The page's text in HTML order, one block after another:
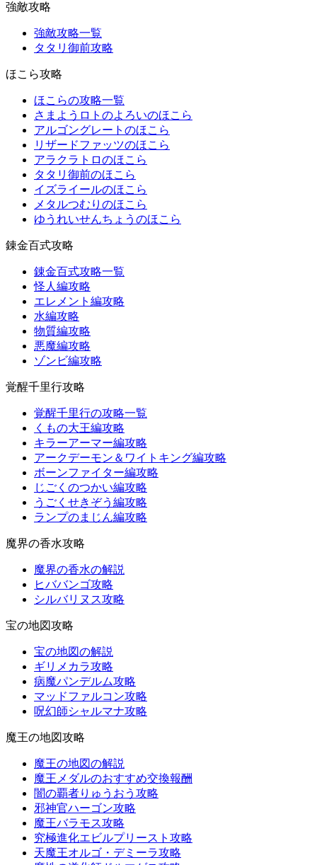
強敵攻略
強敵攻略一覧
タタリ御前攻略
ほこら攻略
ほこらの攻略一覧
さまようロトのよろいのほこら
アルゴングレートのほこら
リザードファッツのほこら
アラクラトロのほこら
タタリ御前のほこら
イズライールのほこら
メタルつむりのほこら
ゆうれいせんちょうのほこら
錬金百式攻略
錬金百式攻略一覧
怪人編攻略
エレメント編攻略
水編攻略
物質編攻略
悪魔編攻略
ゾンビ編攻略
覚醒千里行攻略
覚醒千里行の攻略一覧
くもの大王編攻略
キラーアーマー編攻略
アークデーモン＆ワイトキング編攻略
ボーンファイター編攻略
じごくのつかい編攻略
うごくせきぞう編攻略
ランプのまじん編攻略
魔界の香水攻略
魔界の香水の解説
ヒババンゴ攻略
シルバリヌス攻略
宝の地図攻略
宝の地図の解説
ギリメカラ攻略
病魔パンデルム攻略
マッドファルコン攻略
呪幻師シャルマナ攻略
魔王の地図攻略
魔王の地図の解説
魔王メダルのおすすめ交換報酬
闇の覇者りゅうおう攻略
邪神官ハーゴン攻略
魔王バラモス攻略
究極進化エビルプリースト攻略
天魔王オルゴ・デミーラ攻略